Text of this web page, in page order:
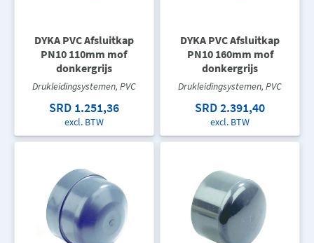
DYKA PVC Afsluitkap
PN10 110mm mof
donkergrijs
Drukleidingsystemen, PVC
SRD 1.251,36
excl. BTW
DYKA PVC Afsluitkap
PN10 160mm mof
donkergrijs
Drukleidingsystemen, PVC
SRD 2.391,40
excl. BTW